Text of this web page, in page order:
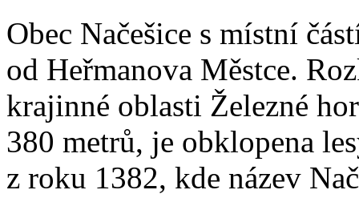
Obec Načešice s místní
od Heřmanova Městce.
krajinné oblasti Železné
380 metrů, je obklopena
z roku 1382, kde název